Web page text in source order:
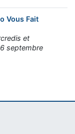
Vous Fait
et
septembre